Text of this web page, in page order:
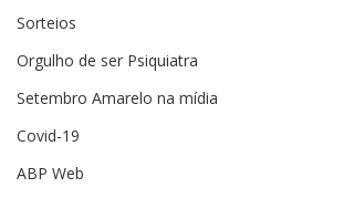
Sorteios
Orgulho de ser Psiquiatra
Setembro Amarelo na mídia
Covid-19
ABP Web